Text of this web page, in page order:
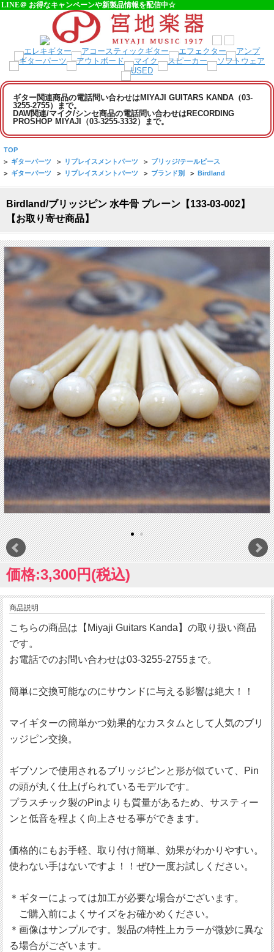
LINE＠ お得なキャンペーンや新製品情報を配信中☆
ギター関連商品の電話問い合わせはMIYAJI GUITARS KANDA（03-
3255-2755）まで。
DAW関連/マイク/シンセ商品の電話問い合わせはRECORDING
PROSHOP MIYAJI（03-3255-3332）まで。
TOP
> ギターパーツ > リプレイスメントパーツ > ブリッジ/テールピース
> ギターパーツ > リプレイスメントパーツ > ブランド別 > Birdland
Birdland/ブリッジピン 水牛骨 プレーン【133-03-002】
【お取り寄せ商品】
価格:3,300円(税込)
商品説明
こちらの商品は【Miyaji Guitars Kanda】の取り扱い商品
です。
お電話でのお問い合わせは03-3255-2755まで。
簡単に交換可能なのにサウンドに与える影響は絶大！！
マイギターの簡単かつ効果的なカスタムとして人気のブリ
ッジピン交換。
ギブソンで使用されるブリッジピンと形が似ていて、Pin
の頭が丸く仕上げられているモデルです。
プラスチック製のPinよりも質量があるため、サスティー
ンと低音を程よく向上させる事ができます。
価格的にもお手軽、取り付け簡単、効果がわかりやすい。
使わない手はないですよ！！ぜひ一度お試しください。
＊ギターによっては加工が必要な場合がございます。
ご購入前によくサイズをお確かめください。
＊画像はサンプルです。製品の特性上カラーが微妙に異な
る場合がございます。